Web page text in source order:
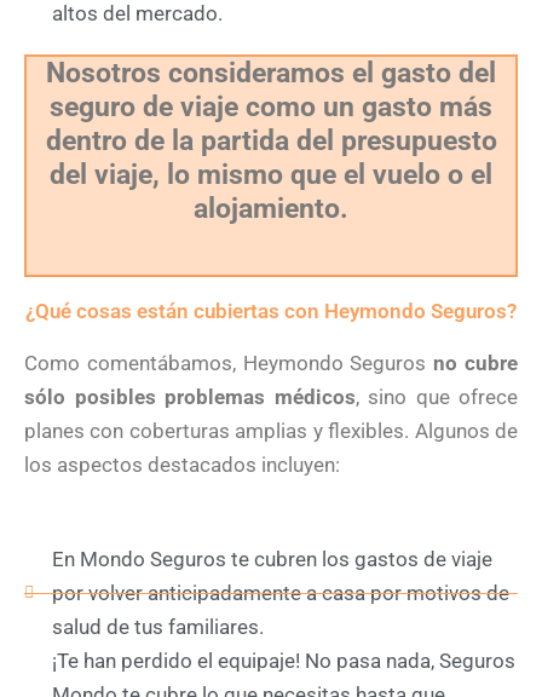
altos del mercado.
Nosotros consideramos el gasto del
seguro de viaje como un gasto más
dentro de la partida del presupuesto
del viaje, lo mismo que el vuelo o el
alojamiento.
¿Qué cosas están cubiertas con Heymondo Seguros?
Como comentábamos, Heymondo Seguros no cubre
sólo posibles problemas médicos, sino que ofrece
planes con coberturas amplias y flexibles. Algunos de
los aspectos destacados incluyen:
En Mondo Seguros te cubren los gastos de viaje
por volver anticipadamente a casa por motivos de
salud de tus familiares.
¡Te han perdido el equipaje! No pasa nada, Seguros